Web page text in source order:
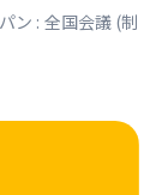
ン : 全国会議 (制